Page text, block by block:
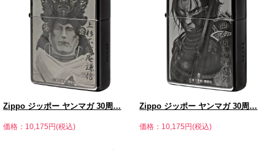
Zippo ジッポー ヤンマガ 30周…
価格：10,175円(税込)
Zippo ジッポー ヤンマガ 30周…
価格：10,175円(税込)